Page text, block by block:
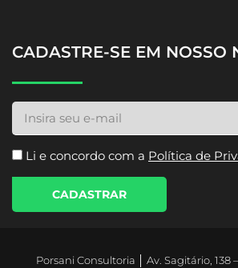
CADASTRE-SE EM NOSSO
Li e concordo com a Política de
CADASTRAR
Porsani Consultoria │ Av. Sagitário, 138